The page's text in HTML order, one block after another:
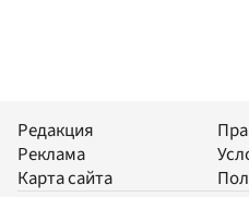
Редакция
Реклама
Карта сайта